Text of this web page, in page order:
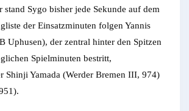
stand Sygo bisher jede Sekunde auf dem
der Einsatzminuten folgen Yannis
Uphusen), der zentral hinter den Spitzen
Spielminuten bestritt,
Shinji Yamada (Werder Bremen III, 974)